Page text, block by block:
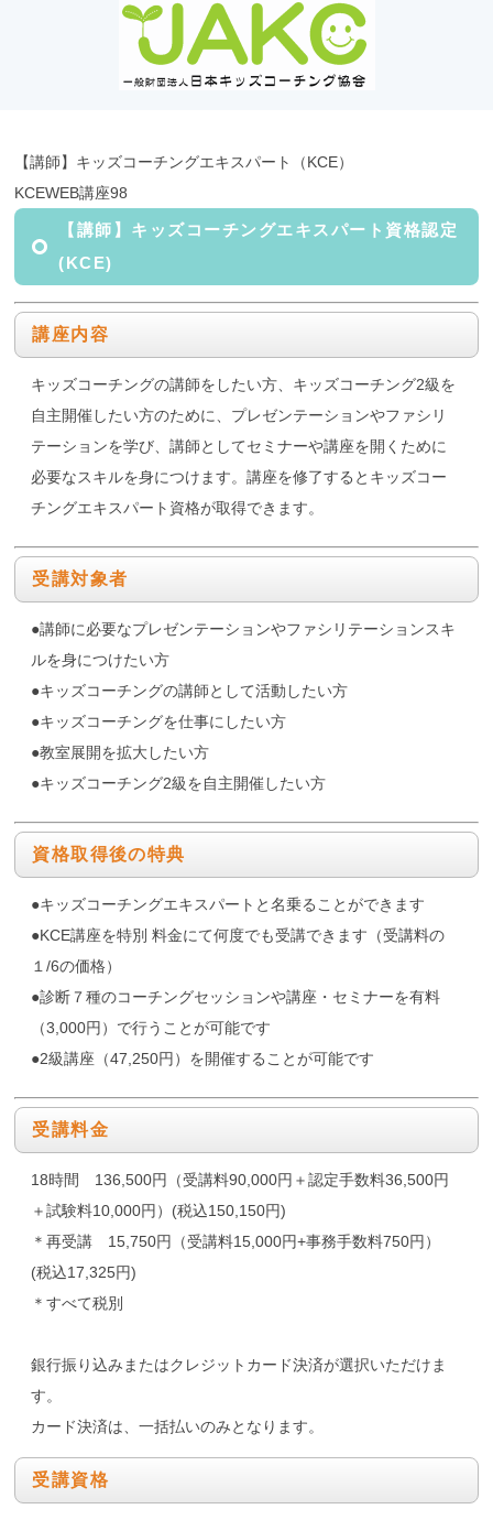
【講師】キッズコーチングエキスパート（KCE）
KCEWEB講座98
【講師】キッズコーチングエキスパート資格認定
(KCE)
講座内容
キッズコーチングの講師をしたい方、キッズコーチング2級を
自主開催したい方のために、プレゼンテーションやファシリ
テーションを学び、講師としてセミナーや講座を開くために
必要なスキルを身につけます。講座を修了するとキッズコー
チングエキスパート資格が取得できます。
受講対象者
●講師に必要なプレゼンテーションやファシリテーションスキ
ルを身につけたい方
●キッズコーチングの講師として活動したい方
●キッズコーチングを仕事にしたい方
●教室展開を拡大したい方
●キッズコーチング2級を自主開催したい方
資格取得後の特典
●キッズコーチングエキスパートと名乗ることができます
●KCE講座を特別 料金にて何度でも受講できます（受講料の
１/6の価格）
●診断７種のコーチングセッションや講座・セミナーを有料
（3,000円）で行うことが可能です
●2級講座（47,250円）を開催することが可能です
受講料金
18時間 136,500円（受講料90,000円＋認定手数料36,500円
＋試験料10,000円）(税込150,150円)
＊再受講 15,750円（受講料15,000円+事務手数料750円）
(税込17,325円)
＊すべて税別
銀行振り込みまたはクレジットカード決済が選択いただけま
す。
カード決済は、一括払いのみとなります。
受講資格